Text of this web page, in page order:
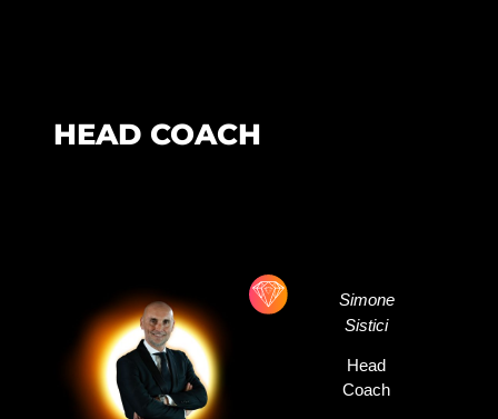
HEAD COACH
Simone
Sistici
Head
Coach